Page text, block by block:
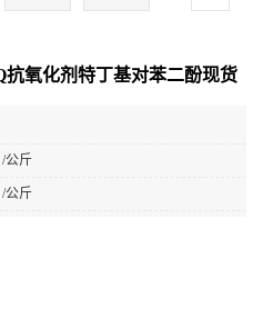
氧化剂特丁基对苯二酚现货
/公斤
/公斤